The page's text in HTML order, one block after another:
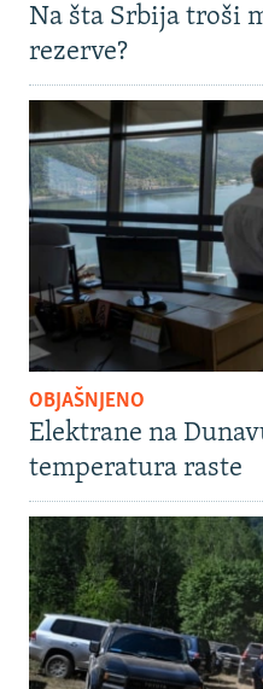
Na šta Srbija troši
rezerve?
OBJAŠNJENO
Elektrane na
temperatura raste